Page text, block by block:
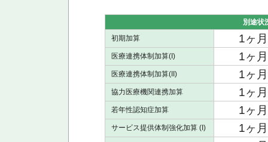
別途状
初期加算
1ヶ
医療連携体制加算(I) 1ヶ
医療連携体制加算(II) 1ヶ
協力医療機関連携加算 1ヶ
若年性認知症加算 1ヶ
サービス提供体制強化加算 (I) 1ヶ